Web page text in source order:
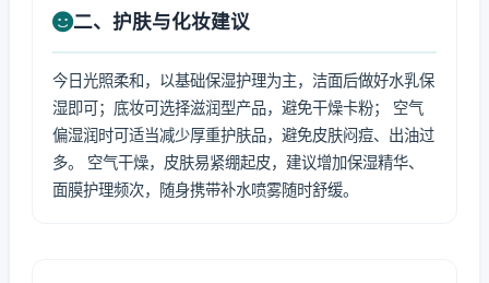
二、护肤与化妆建议
今日光照柔和，以基础保湿护理为主，洁面后做好水乳保
湿即可；底妆可选择滋润型产品，避免干燥卡粉； 空气
偏湿润时可适当减少厚重护肤品，避免皮肤闷痘、出油过
多。 空气干燥，皮肤易紧绷起皮，建议增加保湿精华、
面膜护理频次，随身携带补水喷雾随时舒缓。